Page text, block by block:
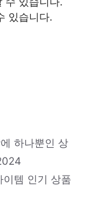
인기 상품
있습니다.
하나뿐인 상
템 인기 상품